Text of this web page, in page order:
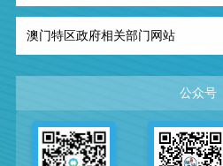
澳门特区政府相关部门网站
公众号